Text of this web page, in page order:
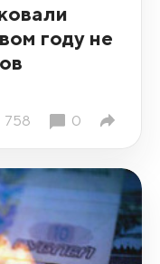
году не
758 0